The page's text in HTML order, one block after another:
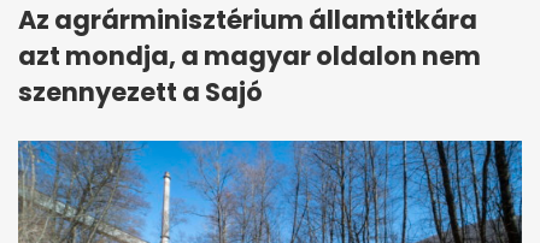
Az agrárminisztérium államtitkára
azt mondja, a magyar oldalon nem
szennyezett a Sajó